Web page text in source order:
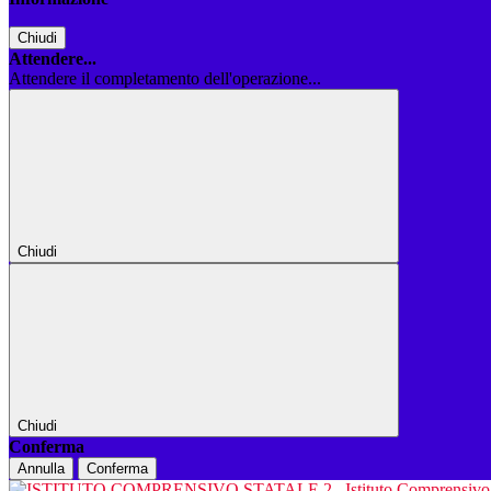
Chiudi
Attendere...
Attendere il completamento dell'operazione...
Chiudi
Chiudi
Conferma
Annulla Conferma